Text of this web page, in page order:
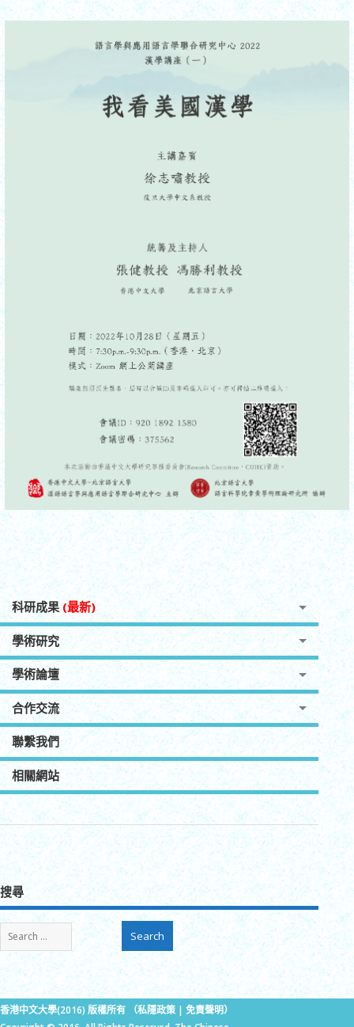
科研成果(最新)
學術研究
學術論壇
合作交流
聯繫我們
相關網站
搜尋
香港中文大學(2016) 版權所有 （私隱政策 | 免責聲明）